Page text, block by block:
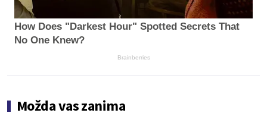
How Does "Darkest Hour" Spotted Secrets That
No One Knew?
Brainberries
Možda vas zanima